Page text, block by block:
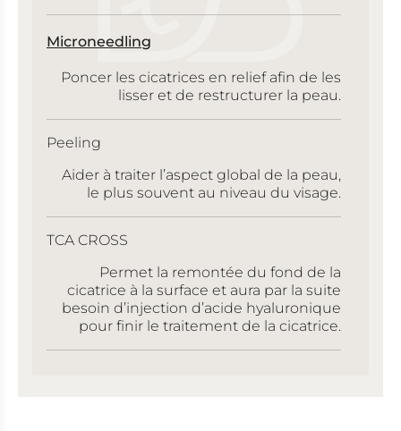
Microneedling
Poncer les cicatrices en relief afin de les
lisser et de restructurer la peau.
Peeling
Aider à traiter l’aspect global de la peau,
le plus souvent au niveau du visage.
TCA CROSS
Permet la remontée du fond de la
cicatrice à la surface et aura par la suite
besoin d’injection d’acide hyaluronique
pour finir le traitement de la cicatrice.